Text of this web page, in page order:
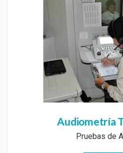
Audiometría
Pruebas de